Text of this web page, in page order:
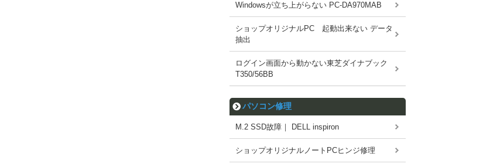
Windowsが立ち上がらない PC-DA970MAB
ショップオリジナルPC 起動出来ない データ
抽出
ログイン画面から動かない東芝ダイナブック
T350/56BB
パソコン修理
M.2 SSD故障｜ DELL inspiron
ショップオリジナルノートPCヒンジ修理